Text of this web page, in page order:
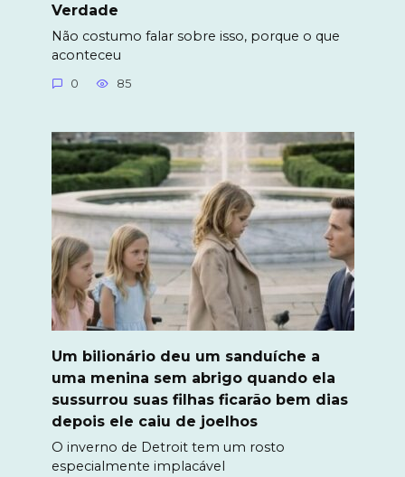
Verdade
Não costumo falar sobre isso, porque o que
aconteceu
0 85
Um bilionário deu um sanduíche a
uma menina sem abrigo quando ela
sussurrou suas filhas ficarão bem dias
depois ele caiu de joelhos
O inverno de Detroit tem um rosto
especialmente implacável